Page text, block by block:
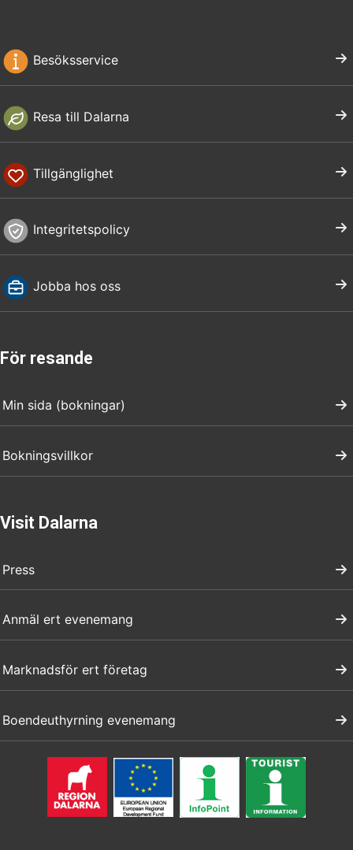
Besöksservice
Resa till Dalarna
Tillgänglighet
Integritetspolicy
Jobba hos oss
För resande
Min sida (bokningar)
Bokningsvillkor
Visit Dalarna
Press
Anmäl ert evenemang
Marknadsför ert företag
Boendeuthyrning evenemang